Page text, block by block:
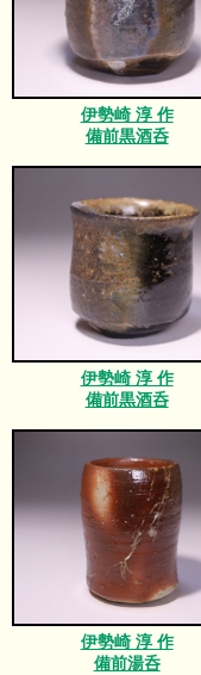
伊勢崎 淳 作
備前黒酒呑
伊勢崎 淳 作
備前黒酒呑
伊勢崎 淳 作
備前湯呑